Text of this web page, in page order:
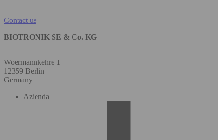
Contact us
BIOTRONIK SE & Co. KG
Woermannkehre 1
12359 Berlin
Germany
Azienda